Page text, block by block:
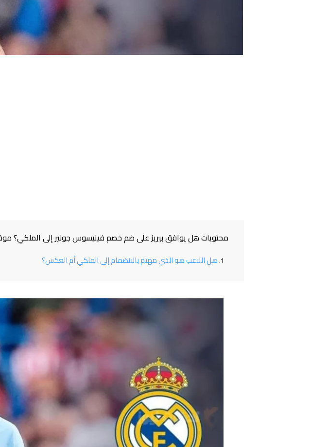
محتويات هل يوافق بيريز على ضم خصم فينيسوس جونير إلى الملكي؟
هل اللاعب هو الذي مهتم بالانضمام إلى الملكي أم العكس؟